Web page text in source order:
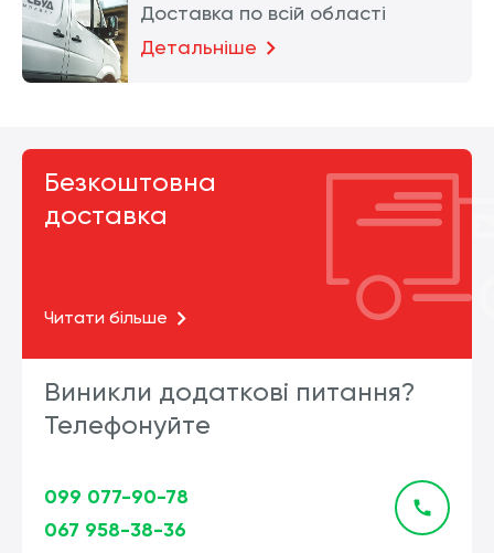
Доставка по всій області
Детальніше
Безкоштовна
доставка
Читати більше
Виникли додаткові питання?
Телефонуйте
099 077-90-78
067 958-38-36